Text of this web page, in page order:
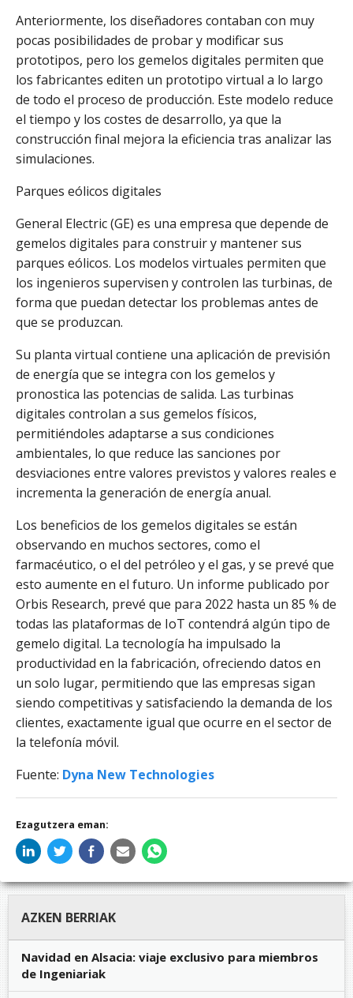
Anteriormente, los diseñadores contaban con muy
pocas posibilidades de probar y modificar sus
prototipos, pero los gemelos digitales permiten que
los fabricantes editen un prototipo virtual a lo largo
de todo el proceso de producción. Este modelo reduce
el tiempo y los costes de desarrollo, ya que la
construcción final mejora la eficiencia tras analizar las
simulaciones.
Parques eólicos digitales
General Electric (GE) es una empresa que depende de
gemelos digitales para construir y mantener sus
parques eólicos. Los modelos virtuales permiten que
los ingenieros supervisen y controlen las turbinas, de
forma que puedan detectar los problemas antes de
que se produzcan.
Su planta virtual contiene una aplicación de previsión
de energía que se integra con los gemelos y
pronostica las potencias de salida. Las turbinas
digitales controlan a sus gemelos físicos,
permitiéndoles adaptarse a sus condiciones
ambientales, lo que reduce las sanciones por
desviaciones entre valores previstos y valores reales e
incrementa la generación de energía anual.
Los beneficios de los gemelos digitales se están
observando en muchos sectores, como el
farmacéutico, o el del petróleo y el gas, y se prevé que
esto aumente en el futuro. Un informe publicado por
Orbis Research, prevé que para 2022 hasta un 85 % de
todas las plataformas de IoT contendrá algún tipo de
gemelo digital. La tecnología ha impulsado la
productividad en la fabricación, ofreciendo datos en
un solo lugar, permitiendo que las empresas sigan
siendo competitivas y satisfaciendo la demanda de los
clientes, exactamente igual que ocurre en el sector de
la telefonía móvil.
Fuente: Dyna New Technologies
Ezagutzera eman:
AZKEN BERRIAK
Navidad en Alsacia: viaje exclusivo para miembros
de Ingeniariak